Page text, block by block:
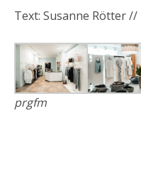
Text: Susanne Rötter
prgfm